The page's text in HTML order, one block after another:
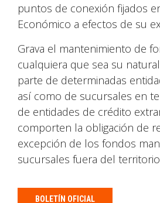
puntos de conexión fijados
Económico a efectos de su
Grava el mantenimiento de
cualquiera que sea su
parte de determinadas
así como de sucursales en
de entidades de crédito
comporten la obligación de
excepción de los fondos
sucursales fuera del
BOLETÍN OFICIAL